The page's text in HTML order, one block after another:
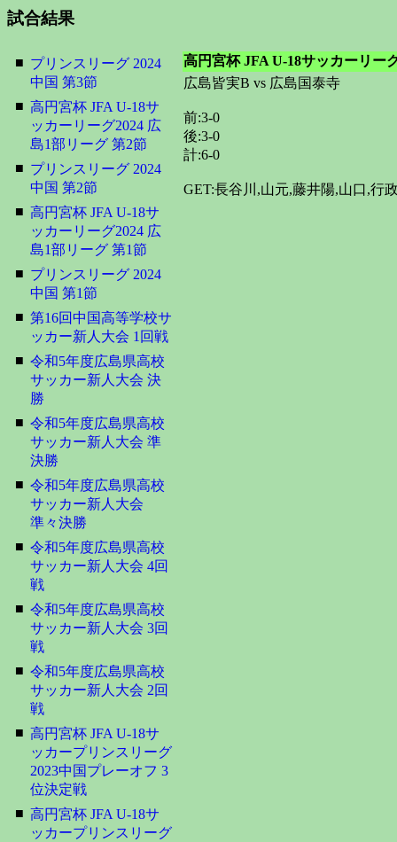
試合結果
■ プリンスリーグ 2024
中国 第3節
■ 高円宮杯 JFA U-18サ
ッカーリーグ2024 広
島1部リーグ 第2節
■ プリンスリーグ 2024
中国 第2節
■ 高円宮杯 JFA U-18サ
ッカーリーグ2024 広
島1部リーグ 第1節
■ プリンスリーグ 2024
中国 第1節
■ 第16回中国高等学校サ
ッカー新人大会 1回戦
■ 令和5年度広島県高校
サッカー新人大会 決
勝
■ 令和5年度広島県高校
サッカー新人大会 準
決勝
■ 令和5年度広島県高校
サッカー新人大会
準々決勝
■ 令和5年度広島県高校
サッカー新人大会 4回
戦
■ 令和5年度広島県高校
サッカー新人大会 3回
戦
■ 令和5年度広島県高校
サッカー新人大会 2回
戦
■ 高円宮杯 JFA U-18サ
ッカープリンスリーグ
2023中国プレーオフ 3
位決定戦
■ 高円宮杯 JFA U-18サ
ッカープリンスリーグ
高円宮杯 JFA U-18サッカーリー
広島皆実B vs 広島国泰寺
前:3-0
後:3-0
計:6-0
GET:長谷川,山元,藤井陽,山口,行